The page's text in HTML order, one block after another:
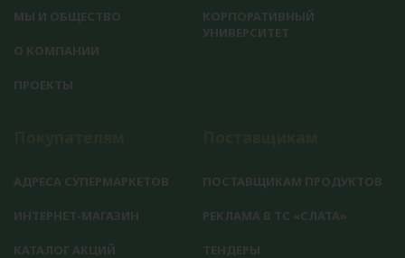
МЫ И ОБЩЕСТВО
О КОМПАНИИ
ПРОЕКТЫ
КОРПОРАТИВНЫЙ
УНИВЕРСИТЕТ
АДРЕСА СУПЕРМАРКЕТОВ
ИНТЕРНЕТ-МАГАЗИН
КАТАЛОГ АКЦИЙ
ПОСТАВЩИКАМ ПРОДУКТОВ
РЕКЛАМА В ТС «СЛАТА»
ТЕНДЕРЫ